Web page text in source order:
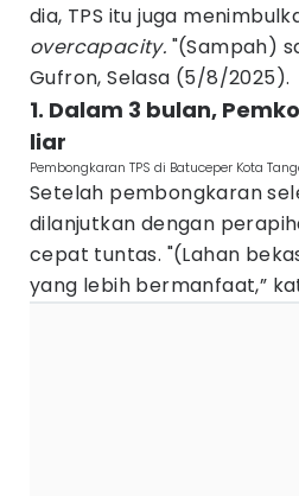
dia, TPS itu juga
overcapacity. "(Sampah)
Gufron, Selasa (5/8/2025).
1. Dalam 3 bulan,
liar
Pembongkaran TPS di Batuceper Kota
Setelah pembongkaran
dilanjutkan dengan
cepat tuntas. "(Lahan
yang lebih bermanfaat,”